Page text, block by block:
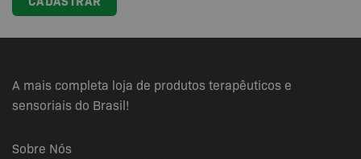
A mais completa loja de produtos terapêuticos e
sensoriais do Brasil!
Sobre Nós